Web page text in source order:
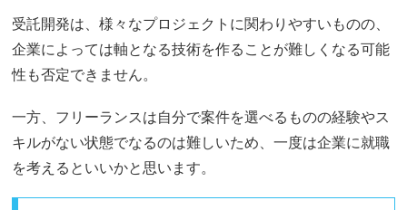
受託開発は、様々なプロジェクトに関わりやすいものの、
企業によっては軸となる技術を作ることが難しくなる可能
性も否定できません。
一方、フリーランスは自分で案件を選べるものの経験やス
キルがない状態でなるのは難しいため、一度は企業に就職
を考えるといいかと思います。